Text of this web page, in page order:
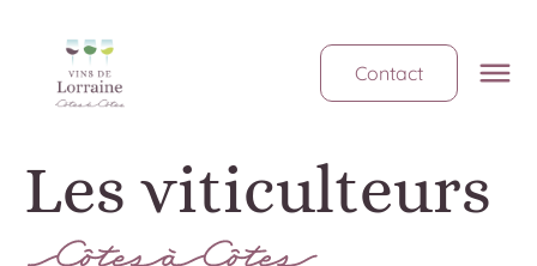
Contact
Les viticulteurs